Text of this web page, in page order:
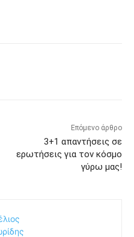
Επόμενο άρθρο
3+1 απαντήσεις σε
ερωτήσεις για τον κόσμο
γύρω μας!